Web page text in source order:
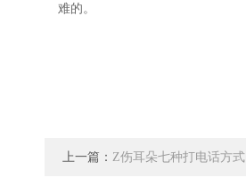
难的。
上一篇： Z伤耳朵七种打电话方式